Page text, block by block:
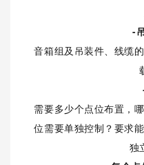
-
音箱组及吊装件、线缆
需要多少个点位布置，
位需要单独控制？要求
独